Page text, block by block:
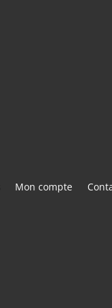
Mon compte